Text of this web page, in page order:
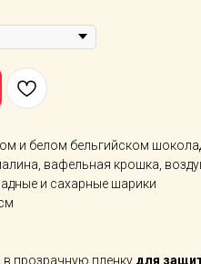
и белом бельгийском
вафельная крошка,
и сахарные шарики
прозрачную пленку для